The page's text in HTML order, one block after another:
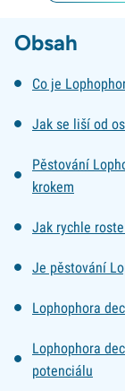
Obsah
Co je
Jak se liší od
Pěstování
krokem
Jak rychle
Je pěstování
Lophophora
Lophophora
potenciálu